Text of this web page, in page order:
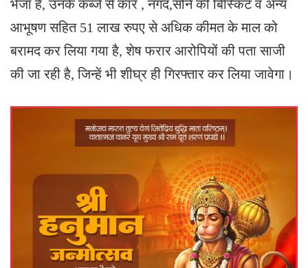
भेजा है, उनके कब्जे से कार , नगद,सोने की बिस्किट व अन्य
आभूषण सहित 51 लाख रुपए से अधिक कीमत के माल को
बरामद कर लिया गया है, शेष फरार आरोपियों की पता साजी
की जा रही है, जिन्हें भी शीघ्र ही गिरफ्तार कर लिया जावेगा।